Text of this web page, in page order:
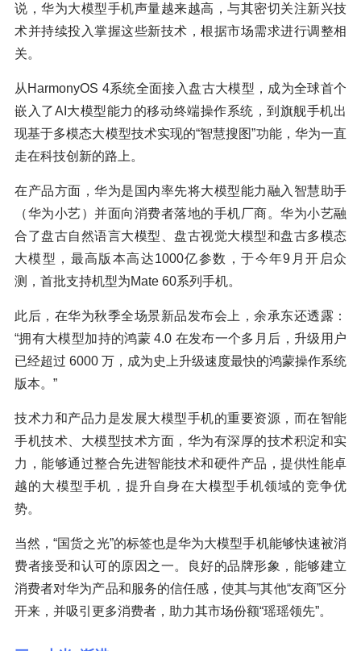
说，华为大模型手机声量越来越高，与其密切关注新兴技
术并持续投入掌握这些新技术，根据市场需求进行调整相
关。
从HarmonyOS 4系统全面接入盘古大模型，成为全球首个
嵌入了AI大模型能力的移动终端操作系统，到旗舰手机出
现基于多模态大模型技术实现的“智慧搜图”功能，华为一直
走在科技创新的路上。
在产品方面，华为是国内率先将大模型能力融入智慧助手
（华为小艺）并面向消费者落地的手机厂商。华为小艺融
合了盘古自然语言大模型、盘古视觉大模型和盘古多模态
大模型，最高版本高达1000亿参数，于今年9月开启众
测，首批支持机型为Mate 60系列手机。
此后，在华为秋季全场景新品发布会上，余承东还透露：
“拥有大模型加持的鸿蒙 4.0 在发布一个多月后，升级用户
已经超过 6000 万，成为史上升级速度最快的鸿蒙操作系统
版本。”
技术力和产品力是发展大模型手机的重要资源，而在智能
手机技术、大模型技术方面，华为有深厚的技术积淀和实
力，能够通过整合先进智能技术和硬件产品，提供性能卓
越的大模型手机，提升自身在大模型手机领域的竞争优
势。
当然，“国货之光”的标签也是华为大模型手机能够快速被消
费者接受和认可的原因之一。良好的品牌形象，能够建立
消费者对华为产品和服务的信任感，使其与其他“友商”区分
开来，并吸引更多消费者，助力其市场份额“瑶瑶领先”。